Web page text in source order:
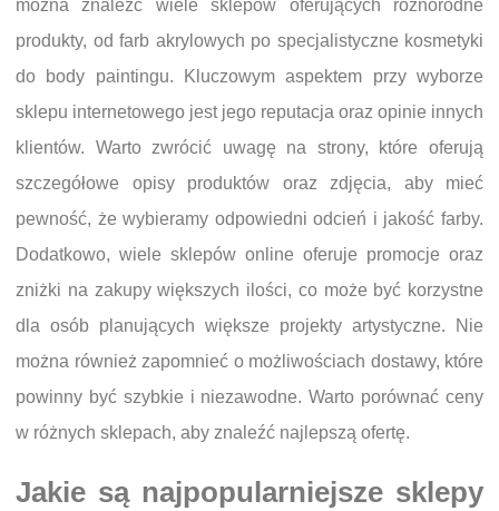
można znaleźć wiele sklepów oferujących różnorodne
produkty, od farb akrylowych po specjalistyczne kosmetyki
do body paintingu. Kluczowym aspektem przy wyborze
sklepu internetowego jest jego reputacja oraz opinie innych
klientów. Warto zwrócić uwagę na strony, które oferują
szczegółowe opisy produktów oraz zdjęcia, aby mieć
pewność, że wybieramy odpowiedni odcień i jakość farby.
Dodatkowo, wiele sklepów online oferuje promocje oraz
zniżki na zakupy większych ilości, co może być korzystne
dla osób planujących większe projekty artystyczne. Nie
można również zapomnieć o możliwościach dostawy, które
powinny być szybkie i niezawodne. Warto porównać ceny
w różnych sklepach, aby znaleźć najlepszą ofertę.
Jakie są najpopularniejsze sklepy